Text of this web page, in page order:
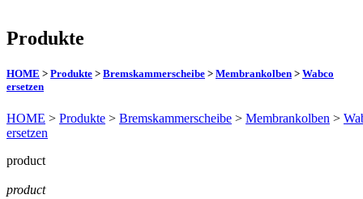
Produkte
HOME > Produkte > Bremskammerscheibe > Membrankolben > Wabco
ersetzen
HOME > Produkte > Bremskammerscheibe > Membrankolben >
ersetzen
product
product